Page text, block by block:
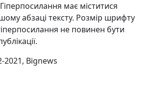
має міститися
абзаці тексту. Розмір шрифту
не повинен бути
Bignews